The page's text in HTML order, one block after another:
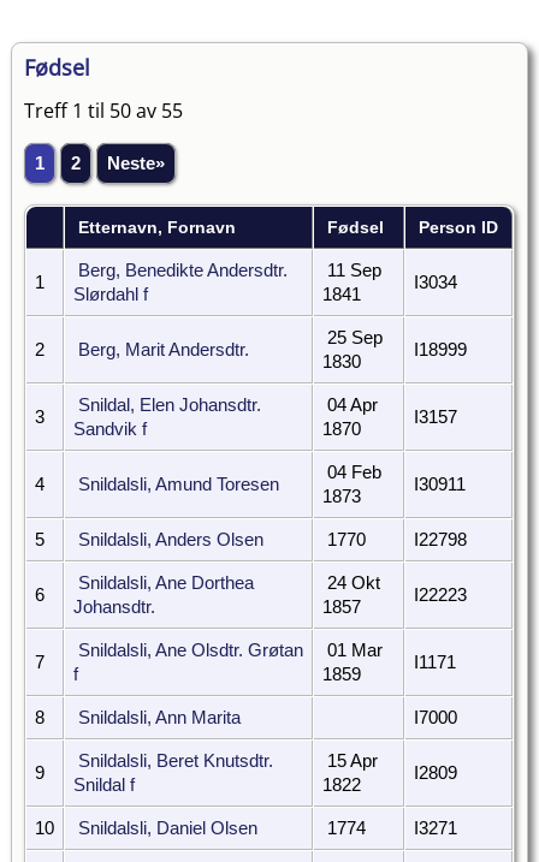
Fødsel
Treff 1 til 50 av 55
1 2 Neste»
Etternavn, Fornavn Fødsel Person ID
1
Berg, Benedikte Andersdtr.
Slørdahl f
11 Sep
1841
I3034
2 Berg, Marit Andersdtr.
25 Sep
1830
I18999
3
Snildal, Elen Johansdtr.
Sandvik f
04 Apr
1870
I3157
4 Snildalsli, Amund Toresen
04 Feb
1873
I30911
5 Snildalsli, Anders Olsen 1770 I22798
6
Snildalsli, Ane Dorthea
Johansdtr.
24 Okt
1857
I22223
7
Snildalsli, Ane Olsdtr. Grøtan
f
01 Mar
1859
I1171
8 Snildalsli, Ann Marita I7000
9
Snildalsli, Beret Knutsdtr.
Snildal f
15 Apr
1822
I2809
10 Snildalsli, Daniel Olsen 1774 I3271